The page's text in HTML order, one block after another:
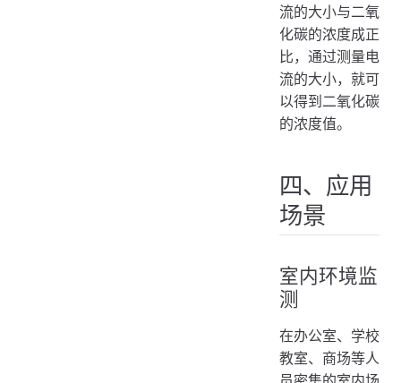
流的大小与二氧
化碳的浓度成正
比，通过测量电
流的大小，就可
以得到二氧化碳
的浓度值。
四、应用
场景
室内环境监
测
在办公室、学校
教室、商场等人